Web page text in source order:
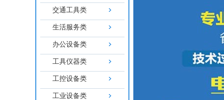
交通工具类
生活服务类
办公设备类
工具仪器类
工控设备类
工业设备类